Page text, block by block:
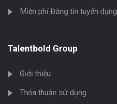
Miễn phí Đăng tin tuyển dụng
Talentbold Group
Giới thiệu
Thỏa thuận sử dụng